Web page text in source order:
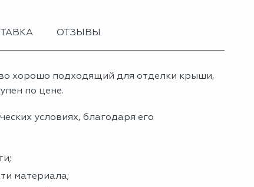
ОТЗЫВЫ
хорошо подходящий для отделки крыши,
по цене.
условиях, благодаря его
материала;